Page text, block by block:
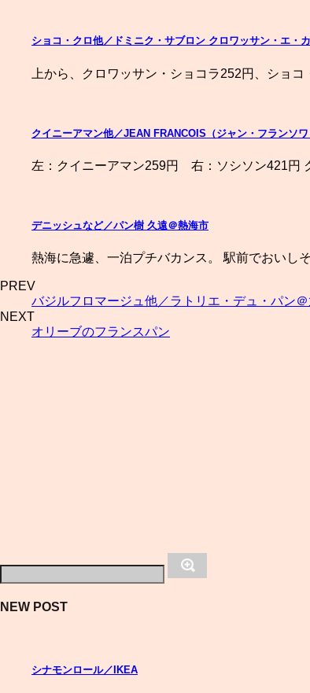
ショコ・クロ他／ドミニク・サブロン クロワッサン・エ・
上から、クロワッサン・ショコラ252円、ショ
クイニーアマン他／JEAN FRANCOIS（ジャン・フランソワ
左：クイニーアマン259円 右：ソシソン421円
デニッシュなど／パン樹 久遠＠熱海市
熱海に急遽、一泊プチバカンス。 駅前でおいし
PREV
バジルフロマージュ他／ラトリエ・デュ・パン
NEXT
オリーブのフランスパン
NEW POST
シナモンロール／IKEA